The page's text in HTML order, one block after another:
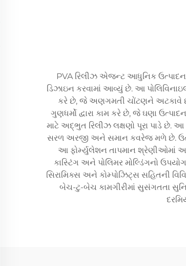
PVA રિલીઝ એજન્ટ આધુનિક ઉત્પાદન
ડિઝાઇન કરવામાં આવ્યું છે. આ
કરે છે, જે અણગમતી ચોંટણને અટકાવે છે
ગુણધર્મો દ્વારા કામ કરે છે, જે ઘણા
માટે અદ્ભુત રિલીઝ લક્ષણો પૂરા પાડે છે. આ
સરળ અરજી અને સમાન કવરેજ મળે છે.
આ ફોર્મ્યુલેશન તાપમાન શ્રેણીઓમાં
કાસ્ટિંગ અને પોલિમર મોલ્ડિંગનો
સિરામિક્સ અને કોમ્પોઝિટ્સ સહિતની
બેચ-ટુ-બેચ કામગીરીમાં સુસંગતતા